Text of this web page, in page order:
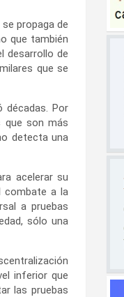
propaga de
que también
desarrollo de
que se
décadas. Por
que son más
detecta una
acelerar su
combate a la
a pruebas
sólo una
inferior que
las pruebas